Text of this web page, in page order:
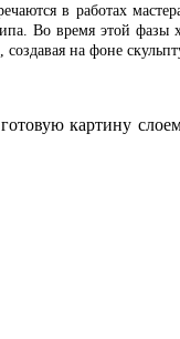
в работах
Во время этой
на фоне
картину